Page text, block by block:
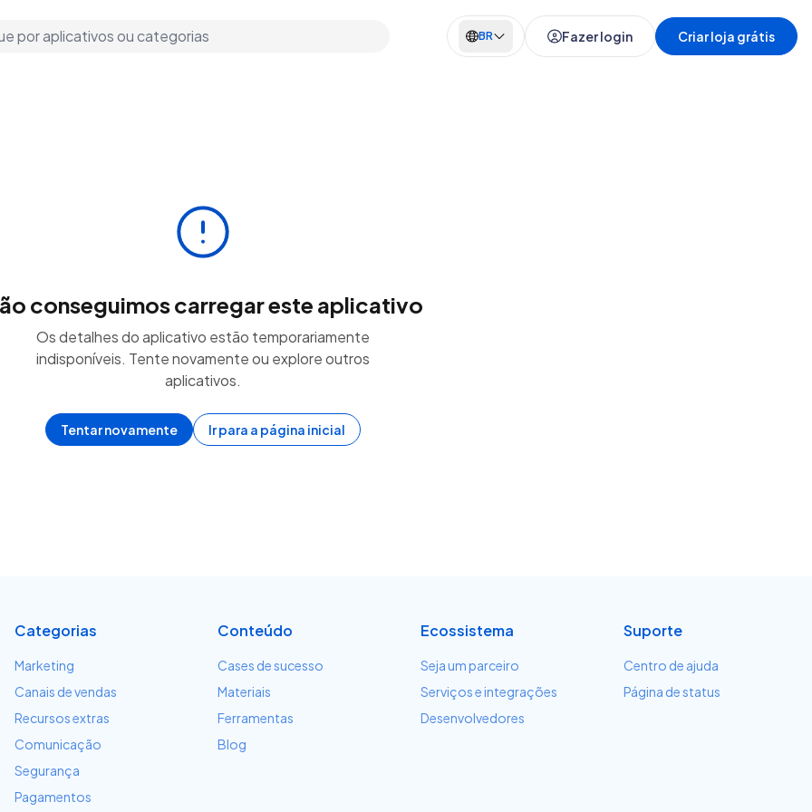
BR Fazer login Criar loja grátis
conseguimos carregar este aplicativo
Os detalhes do aplicativo estão temporariamente
indisponíveis. Tente novamente ou explore outros
aplicativos.
Tentar novamente Ir para a página inicial
Categorias
Marketing
Canais de vendas
Recursos extras
Comunicação
Segurança
Pagamentos
Conteúdo
Cases de sucesso
Materiais
Ferramentas
Blog
Ecossistema
Seja um parceiro
Serviços e integrações
Desenvolvedores
Suporte
Centro de ajuda
Página de status